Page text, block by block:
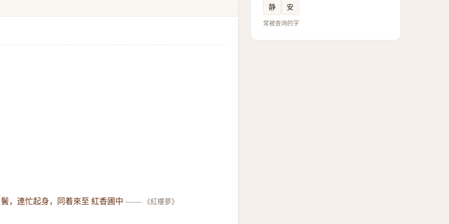
，連忙起身，同着來至 紅香圃中 —— 《紅樓夢》
静 安
常被查询的字